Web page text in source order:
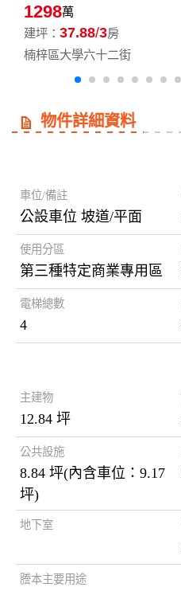
1298萬
建坪： 37.88 3房
楠梓區大學六十二街
物件詳細資料
車位/備註
公設車位 坡道/平面
使用分區
第三種特定商業專用區
電梯總數
4
主建物
12.84 坪
公共設施
8.84 坪(內含車位：9.17
坪)
地下室
謄本主要用途